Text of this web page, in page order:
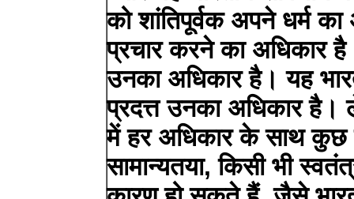
को शांतिपूर्वक अपने धर्म
प्रचार करने का अधिकार
उनका अधिकार है। यह
प्रदत्त उनका अधिकार है।
में हर अधिकार के साथ कुछ
सामान्यतया, किसी भी